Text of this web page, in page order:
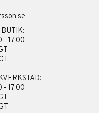
- 17:00
- 17:00